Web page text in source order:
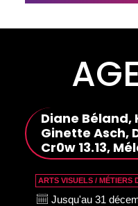
Diane Béland,
Ginette Asch,
Cr0w 13.13,
ARTS VISUELS / MÉTIERS
Jusqu'au 31